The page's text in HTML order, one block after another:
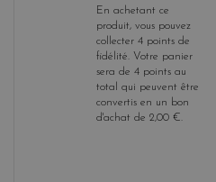
En achetant ce
produit, vous pouvez
collecter 4 points de
fidélité. Votre panier
sera de 4 points au
total qui peuvent être
convertis en un bon
d'achat de 2,00 €.